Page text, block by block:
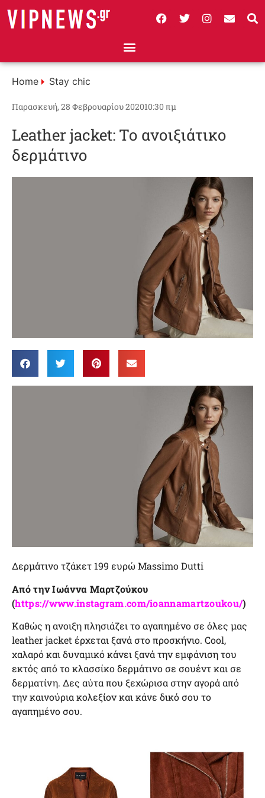
Home Stay chic
Παρασκευή, 28 Φεβρουαρίου 202010:30 πμ
Leather jacket: Το ανοιξιάτικο
δερμάτινο
Δερμάτινο τζάκετ 199 ευρώ Massimo Dutti
Από την Ιωάννα Μαρτζούκου
(https://www.instagram.com/ioannamartzoukou/)
Καθώς η ανοιξη πλησιάζει το αγαπημένο σε όλες μας
leather jacket έρχεται ξανά στο προσκήνιο. Cool,
χαλαρό και δυναμικό κάνει ξανά την εμφάνιση του
εκτός από το κλασσίκο δερμάτινο σε σουέντ και σε
δερματίνη. Δες αύτα που ξεχώρισα στην αγορά από
την καινούρια κολεξίον και κάνε δικό σου το
αγαπημένο σου.